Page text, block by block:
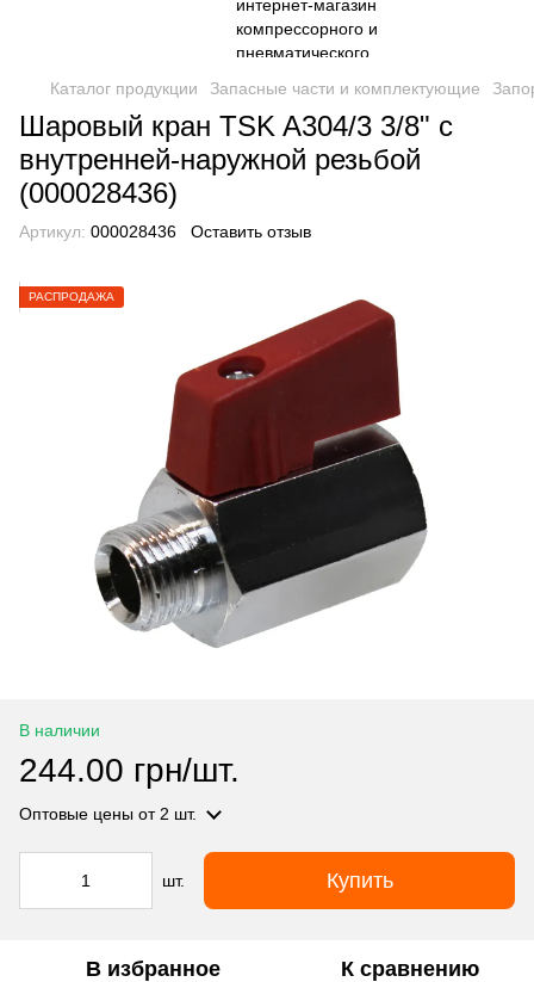
Каталог продукции Запасные части и комплектующие
Шаровый кран TSK A304/3 3/8" с
внутренней-наружной резьбой
(000028436)
Артикул: 000028436 Оставить отзыв
РАСПРОДАЖА
В наличии
244.00 грн/шт.
Оптовые цены от 2 шт.
шт. Купить
В избранное К сравнению